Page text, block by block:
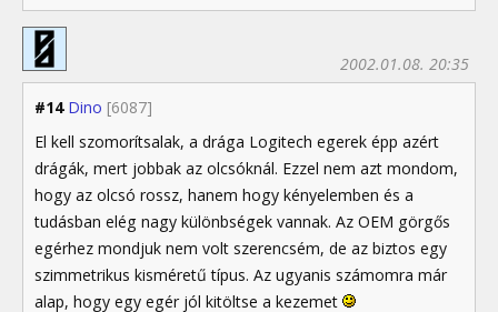
#14 Dino [6087]
2002.01.08. 20:35
El kell szomorítsalak, a drága Logitech egerek épp azért
drágák, mert jobbak az olcsóknál. Ezzel nem azt mondom,
hogy az olcsó rossz, hanem hogy kényelemben és a
tudásban elég nagy különbségek vannak. Az OEM görgős
egérhez mondjuk nem volt szerencsém, de az biztos egy
szimmetrikus kisméretű típus. Az ugyanis számomra már
alap, hogy egy egér jól kitöltse a kezemet